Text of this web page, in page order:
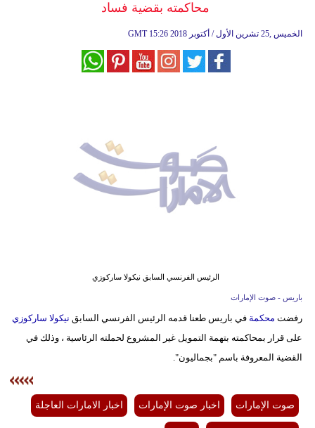
إسلامية
وتكنولوجيا
محاكمته بقضية فساد
GMT 15:26 2018 الخميس ,25 تشرين الأول / أكتوبر
الرئيس الفرنسي السابق نيكولا ساركوزي
باريس - صوت الإمارات
رفضت محكمةفي باريس طعنا قدمه الرئيس الفرنسي السابق نيكولا ساركوزي
على قرار بمحاكمته بتهمة التمويل غير المشروع لحملته الرئاسية ، وذلك في
القضية المعروفة باسم "بجماليون".
صوت الإمارات اخبار صوت الإمارات اخبار الامارات العاجلة